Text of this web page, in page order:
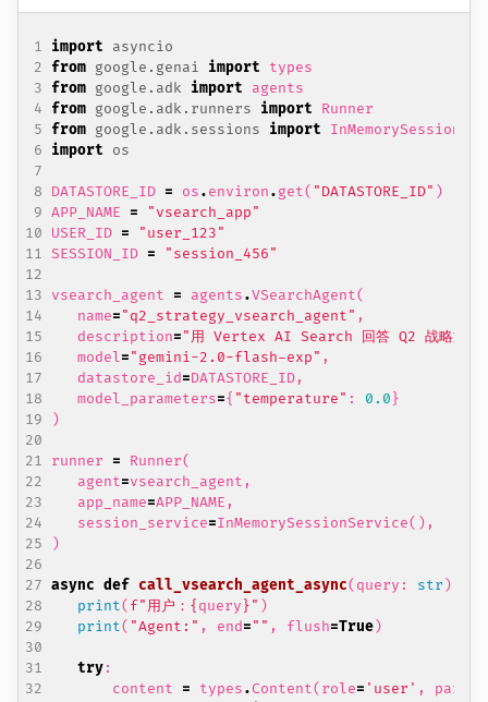
import
asyncio
from google.genai import
types
from google.adk import
agents
from google.adk.runners import
Runner
from google.adk.sessions import
import
os
DATASTORE_ID = os.environ.get( "DATASTORE_ID" )
APP_NAME
=
"vsearch_app"
USER_ID =
"user_123"
SESSION_ID = "session_456"
vsearch_agent = agents.VSearchAgent(
name="q2_strategy_vsearch_agent" ,
description="用 Vertex AI Search 回答 Q2 战略文档
model="gemini-2.0-flash-exp" ,
datastore_id=DATASTORE_ID,
model_parameters={ "temperature" : 0.0 }
)
runner = Runner(
agent=vsearch_agent ,
app_name=APP_NAME ,
session_service=InMemorySessionService(),
)
async def call_vsearch_agent_async( query : str ):
print( f"用户： { query }" )
print( "Agent:" , end="" , flush=True)
try:
content
= types.Content( role= 'user' , parts